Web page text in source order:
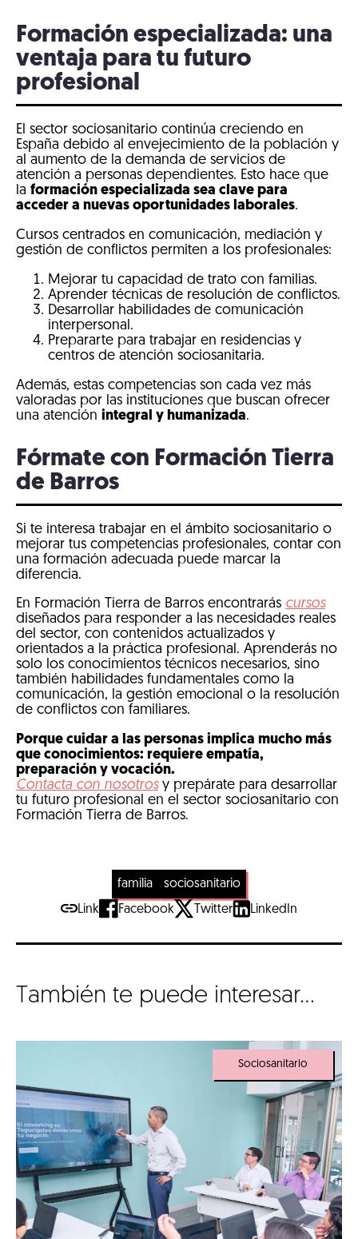
Formación especializada: una
ventaja para tu futuro
profesional
El sector sociosanitario continúa creciendo en
España debido al envejecimiento de la población y
al aumento de la demanda de servicios de
atención a personas dependientes. Esto hace que
la formación especializada sea clave para
acceder a nuevas oportunidades laborales.
Cursos centrados en comunicación, mediación y
gestión de conflictos permiten a los profesionales:
Mejorar tu capacidad de trato con familias.
Aprender técnicas de resolución de conflictos.
Desarrollar habilidades de comunicación
interpersonal.
Prepararte para trabajar en residencias y
centros de atención sociosanitaria.
Además, estas competencias son cada vez más
valoradas por las instituciones que buscan ofrecer
una atención integral y humanizada.
Fórmate con Formación Tierra
de Barros
Si te interesa trabajar en el ámbito sociosanitario o
mejorar tus competencias profesionales, contar con
una formación adecuada puede marcar la
diferencia.
En Formación Tierra de Barros encontrarás cursos
diseñados para responder a las necesidades reales
del sector, con contenidos actualizados y
orientados a la práctica profesional. Aprenderás no
solo los conocimientos técnicos necesarios, sino
también habilidades fundamentales como la
comunicación, la gestión emocional o la resolución
de conflictos con familiares.
Porque cuidar a las personas implica mucho más
que conocimientos: requiere empatía,
preparación y vocación.
Contacta con nosotrosy prepárate para desarrollar
tu futuro profesional en el sector sociosanitario con
Formación Tierra de Barros.
familia
sociosanitario
Link
Facebook Twitter LinkedIn
También te puede interesar...
Sociosanitario